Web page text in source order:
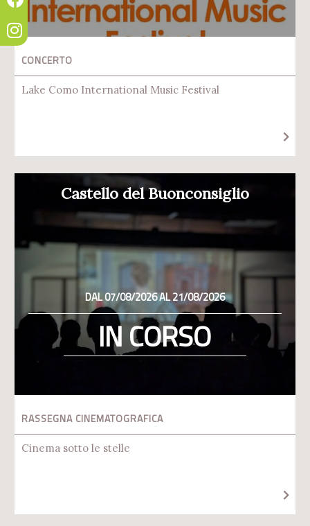
CONCERTO
Lake Como International Music Festival
Castello del Buonconsiglio
DAL 07/08/2026 AL 21/08/2026
IN CORSO
RASSEGNA CINEMATOGRAFICA
Cinema sotto le stelle